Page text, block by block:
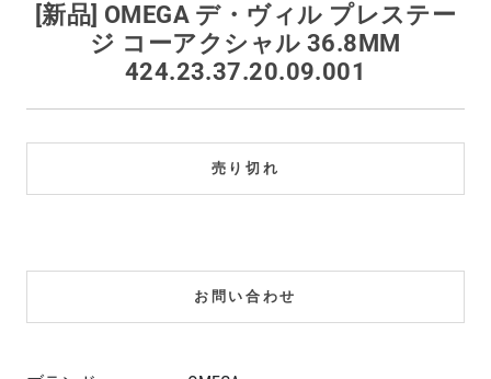
保証とメンテナンス
[新品] OMEGA デ・ヴィル プレステー
ジ コーアクシャル 36.8MM
424.23.37.20.09.001
売り切れ
お問い合わせ